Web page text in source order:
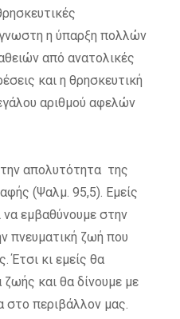
η ύπαρξη πολλών
από ανατολικές
και η θρησκευτική
αριθμού αφελών
την απολυτότητα της
(Ψαλμ. 95,5). Εμείς
να εμβαθύνουμε στην
πνευματική ζωή που
Έτσι κι εμείς θα
και θα δίνουμε με
στο περιβάλλον μας.